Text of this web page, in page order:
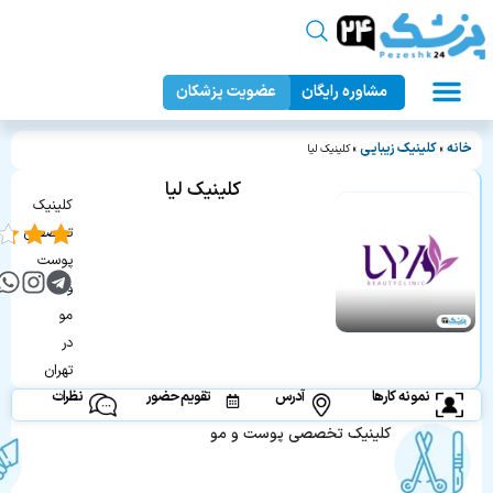
مشاوره رایگان عضویت پزشکان
خانه » کلینیک زیبایی »کلینیک لیا
کلینیک لیا
کلینیک
تخصصی
پوست
و
مو
در
تهران
نمونه کارها
آدرس تقویم حضور نظرات
کلینیک تخصصی پوست و مو